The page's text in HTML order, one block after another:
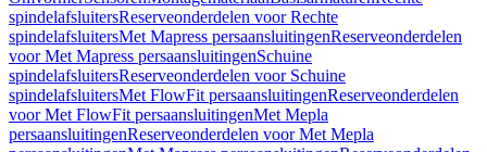
spindelafsluitersReserveonderdelen voor Rechte
spindelafsluitersMet Mapress persaansluitingenReserveonderdelen
voor Met Mapress persaansluitingenSchuine
spindelafsluitersReserveonderdelen voor Schuine
spindelafsluitersMet FlowFit persaansluitingenReserveonderdelen
voor Met FlowFit persaansluitingenMet Mepla
persaansluitingenReserveonderdelen voor Met Mepla